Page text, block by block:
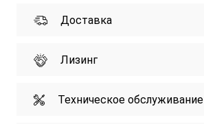
Доставка
Лизинг
Техническое обслуживание